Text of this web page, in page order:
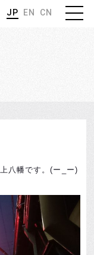
JP EN CN
八幡です。(ー_ー)